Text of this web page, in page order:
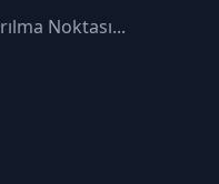
Noktası...